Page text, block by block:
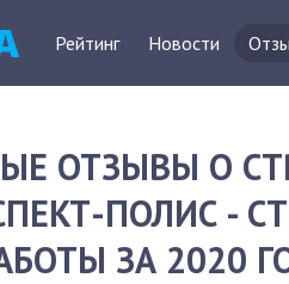
Рейтинг Новости
ОТЗЫВЫ О
ПОЛИС -
ЗА 2020